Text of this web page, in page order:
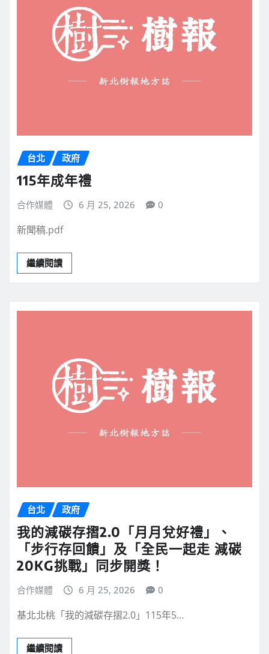
台北 政府
115年成年禮
合作媒體 6 月 25, 2026 0
新聞稿.pdf
繼續閱讀
台北 政府
我的減碳存摺2.0「月月兌好禮」、
「步行存回饋」及「全民一起走 減碳
20KG挑戰」同步開獎！
合作媒體 6 月 25, 2026 0
基北北桃「我的減碳存摺2.0」115年5…
繼續閱讀